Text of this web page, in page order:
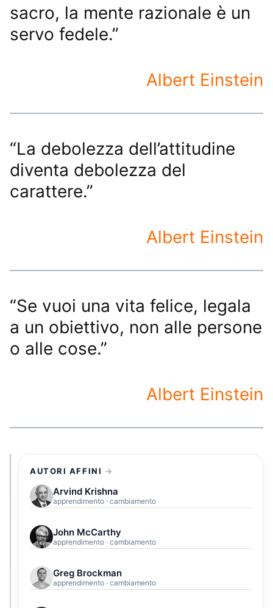
sacro, la mente razionale è un
servo fedele.”
Albert Einstein
“La debolezza dell’attitudine
diventa debolezza del
carattere.”
Albert Einstein
“Se vuoi una vita felice, legala
a un obiettivo, non alle persone
o alle cose.”
Albert Einstein
AUTORI AFFINI
Arvind Krishna
apprendimento · cambiamento
John McCarthy
apprendimento · cambiamento
Greg Brockman
apprendimento · cambiamento